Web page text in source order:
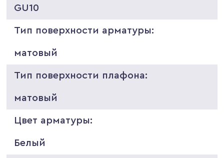
GU10
Тип поверхности арматуры:
матовый
Тип поверхности плафона:
матовый
Цвет арматуры:
Белый